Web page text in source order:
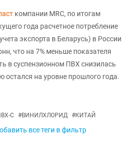
компании MRC, по итогам
года расчетное потребление
экспорта в Беларусь) в России
что на 7% меньше показателя
в суспензионном ПВХ снизилась
остался на уровне прошлого года.
С #ВИНИЛХЛОРИД #КИТАЙ
все теги в фильтр